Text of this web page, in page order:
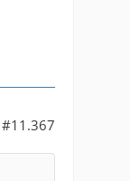
#11.367